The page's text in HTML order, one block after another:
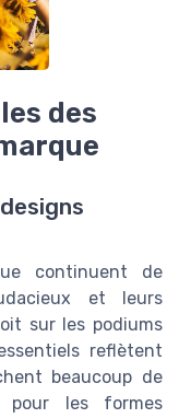
des
continuent de
et leurs
sur les podiums
reflètent
beaucoup de
pour les formes